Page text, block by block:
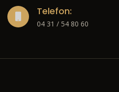
Telefon:
04 31 / 54 80 60